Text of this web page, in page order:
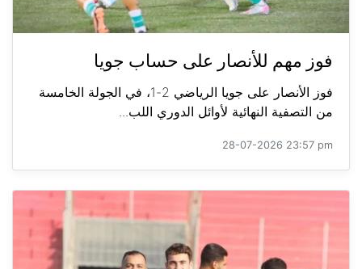
فوز مهم للأنصار على حساب جويا
فوز الأنصار على جويا الرياضي 2-1، في الجولة الخامسة
من التصفية النهائية لأوائل الدوري اللب...
28-07-2026 23:57 pm